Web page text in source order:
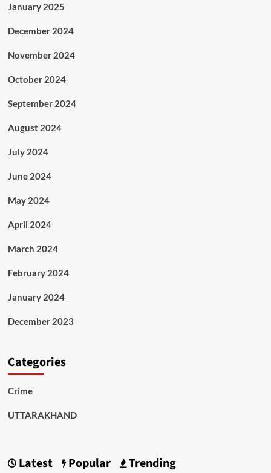
January 2025
December 2024
November 2024
October 2024
September 2024
August 2024
July 2024
June 2024
May 2024
April 2024
March 2024
February 2024
January 2024
December 2023
Categories
Crime
UTTARAKHAND
Latest Popular Trending